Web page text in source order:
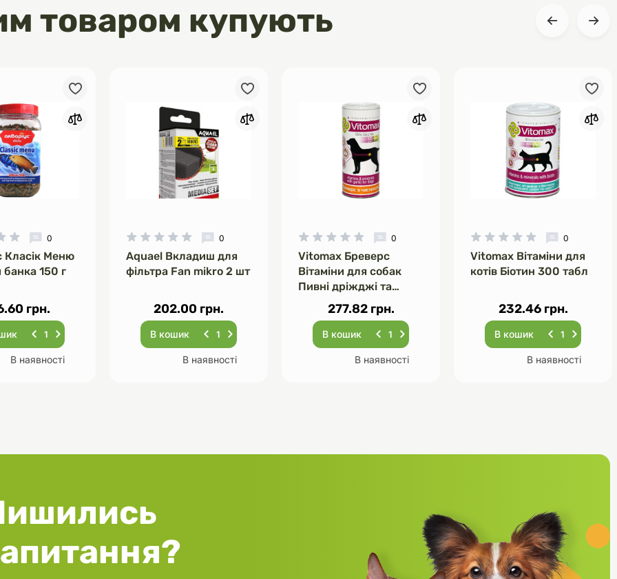
дбайливо масажують ясна;
подиху;
в день;
товаром купують
0
Класік Меню
150 г
грн.
В наявності
0
Aquael Вкладиш для
фільтра Fan mikro 2 шт
202.00 грн.
В кошик
В наявності
0
Vitomax Бреверс
Вітаміни для собак
Пивні дріжджі та
Часник 120 табл
277.82 грн.
В кошик
В наявності
0
Vitomax Вітаміни для
котів Біотин 300 табл
232.46 грн.
В кошик
В наявності